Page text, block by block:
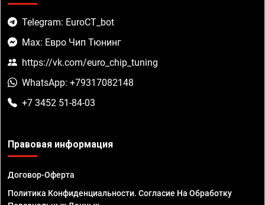
Telegram: EuroCT_bot
Max: Евро Чип Тюнинг
https://vk.com/euro_chip_tuning
WhatsApp: +79317082148
+7 3452 51-84-03
Правовая информация
Договор-Оферта
Политика Конфиденциальности. Согласие На Обработку